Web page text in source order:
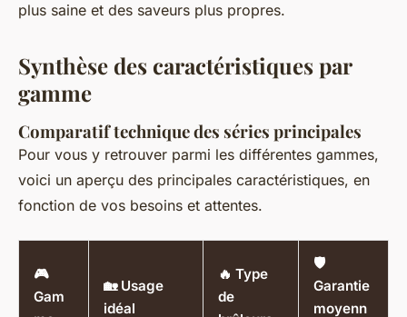
plus saine et des saveurs plus propres.
Synthèse des caractéristiques par
gamme
Comparatif technique des séries principales
Pour vous y retrouver parmi les différentes gammes,
voici un aperçu des principales caractéristiques, en
fonction de vos besoins et attentes.
🎮
Gam
🏡 Usage
idéal
🔥 Type
de
🛡️
Garantie
moyenn